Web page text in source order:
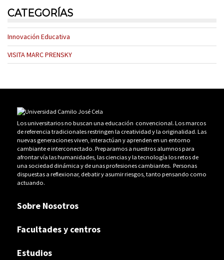
CATEGORÍAS
Innovación Educativa
VISITA MARC PRENSKY
Los universitarios no buscan una educación convencional. Los marcos
de referencia tradicionales restringen la creatividad y la originalidad. Las
nuevas generaciones viven, interactúan y aprenden en un entorno
cambiante e interconectado. Preparamos a nuestros alumnos para
afrontar vía las humanidades, las ciencias y la tecnología los retos de
una sociedad dinámica y de unas profesiones cambiantes. Personas
dispuestas a reflexionar, debatir y asumir riesgos, tanto pensando como
actuando.
Sobre Nosotros
Facultades y centros
Estudios